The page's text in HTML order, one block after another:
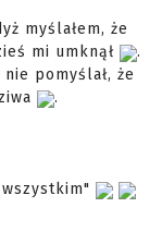
myślałem, że
mi umknął
.
pomyślał, że
.